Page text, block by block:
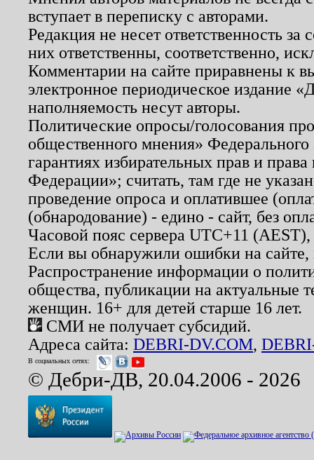
вступает в переписку с авторами.
Редакция не несет ответственность
них ответственны, соответственно,
Комментарии на сайте приравнены к
электронное периодическое издание
наполняемость несут авторы.
Политические опросы/голосования
общественного мнения»
гарантиях избирательных прав и
Федерации»; считать, там где не
проведение опроса и оплатившее
(обнародование) - едино - сайт, без
Часовой пояс сервера UTC+11
Если вы обнаружили ошибки на
Распространение информации о
общества, публикации на актуальные
женщин. 16+ для детей старше 16 лет.
СМИ не получает субсидий.
Адреса сайта: DEBRI-DV.COM,
В социальных сетях:
© Дебри-ДВ, 20.04.2006 - 2026